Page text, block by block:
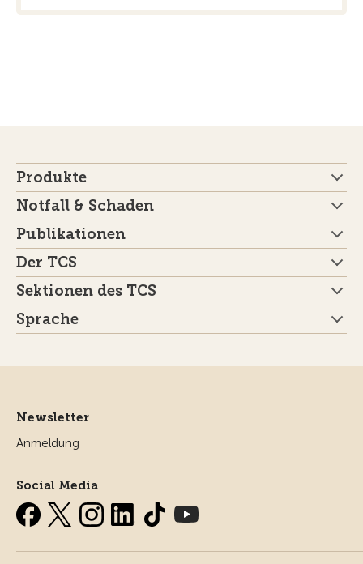
Produkte
Notfall & Schaden
Publikationen
Der TCS
Sektionen des TCS
Sprache
Newsletter
Anmeldung
Social Media